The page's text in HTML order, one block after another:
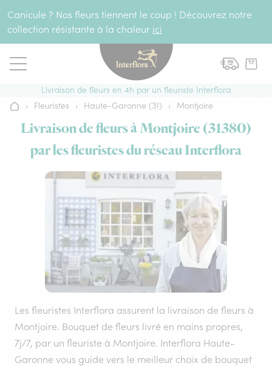
Canicule ? Nos fleurs tiennent le coup ! Découvrez notre
collection résistante à la chaleur ici
Livraison de fleurs en 4h par un fleuriste Interflora
Accueil
› Fleuristes › Haute-Garonne (31) › Montjoire
Livraison de fleurs à Montjoire (31380)
par les fleuristes du réseau Interflora
Les fleuristes Interflora assurent la livraison de fleurs à
Montjoire. Bouquet de fleurs livré en mains propres,
7j/7, par un fleuriste à Montjoire. Interflora Haute-
Garonne vous guide vers le meilleur choix de bouquet